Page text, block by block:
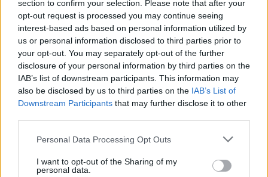
section to confirm your selection. Please note that after your
opt-out request is processed you may continue seeing
interest-based ads based on personal information utilized by
us or personal information disclosed to third parties prior to
your opt-out. You may separately opt-out of the further
disclosure of your personal information by third parties on the
IAB’s list of downstream participants. This information may
also be disclosed by us to third parties on the IAB’s List of
Downstream Participants that may further disclose it to other
Please note that this website/app uses one or more Google
not limited to your visit or usage behaviour. You may click to
grant or deny consent to Google and its third-party tags to
Personal Data Processing Opt Outs
I want to opt-out of the Sharing of my
personal data.
Κάρτα γραφικών Nvidia GeForce GTX 460M 1.5GB
Μνήμη RAM έως 8GB
Αποθηκευτικός χώρος έως 1TB (δύο υβριδικοί HDD
500GB 7200rpm)
Blu-ray combo drive